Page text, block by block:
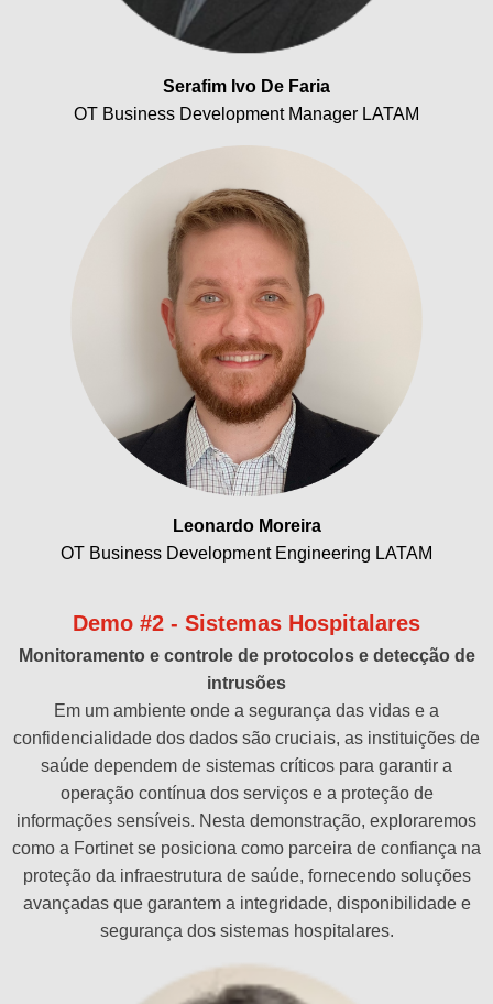
Serafim Ivo De Faria
OT Business Development Manager LATAM
Leonardo Moreira
OT Business Development Engineering LATAM
Demo #2 - Sistemas Hospitalares
Monitoramento e controle de protocolos e detecção de
intrusões
Em um ambiente onde a segurança das vidas e a
confidencialidade dos dados são cruciais, as instituições de
saúde dependem de sistemas críticos para garantir a
operação contínua dos serviços e a proteção de
informações sensíveis. Nesta demonstração, exploraremos
como a Fortinet se posiciona como parceira de confiança na
proteção da infraestrutura de saúde, fornecendo soluções
avançadas que garantem a integridade, disponibilidade e
segurança dos sistemas hospitalares.